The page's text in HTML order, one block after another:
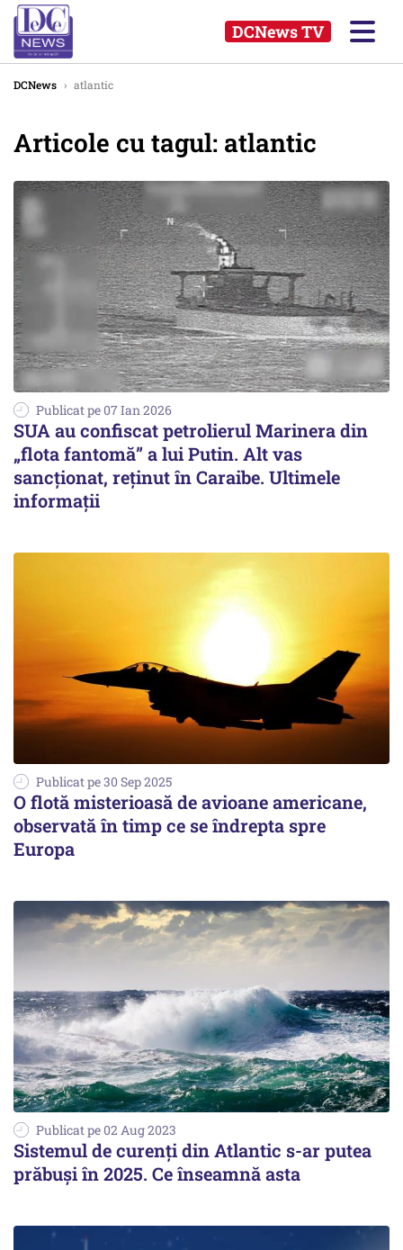
DCNews TV
DCNews › atlantic
Articole cu tagul: atlantic
Publicat pe 07 Ian 2026
SUA au confiscat petrolierul Marinera din
„flota fantomă” a lui Putin. Alt vas
sancționat, reținut în Caraibe. Ultimele
informații
Publicat pe 30 Sep 2025
O flotă misterioasă de avioane americane,
observată în timp ce se îndrepta spre
Europa
Publicat pe 02 Aug 2023
Sistemul de curenți din Atlantic s-ar putea
prăbuși în 2025. Ce înseamnă asta